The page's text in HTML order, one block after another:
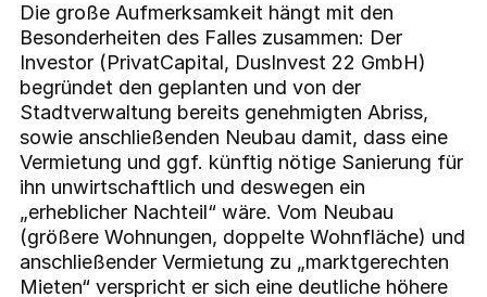
Die große Aufmerksamkeit hängt mit den
Besonderheiten des Falles zusammen: Der
Investor (PrivatCapital, DusInvest 22 GmbH)
begründet den geplanten und von der
Stadtverwaltung bereits genehmigten Abriss,
sowie anschließenden Neubau damit, dass eine
Vermietung und ggf. künftig nötige Sanierung für
ihn unwirtschaftlich und deswegen ein
„erheblicher Nachteil“ wäre. Vom Neubau
(größere Wohnungen, doppelte Wohnfläche) und
anschließender Vermietung zu „marktgerechten
Mieten“ verspricht er sich eine deutliche höhere